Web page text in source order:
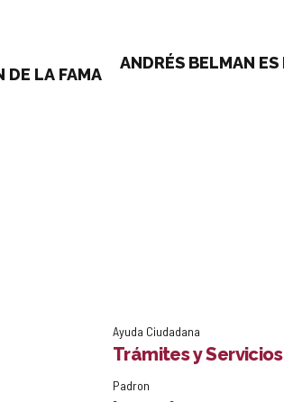
DE LA FAMA
ANDRÉS BELMAN
Ayuda Ciudadana
Trámites y Servicios
Padron